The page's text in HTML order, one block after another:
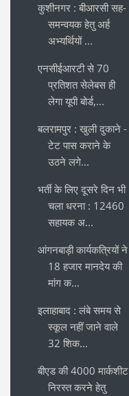
कुशीनगर : बीआरसी सह-
समन्वयक हेतु अर्ह
अभ्यर्थियों ...
एनसीईआरटी से 70
प्रतिशत सेलेबस ही
लेगा यूपी बोर्ड,...
बलरामपुर : खुली दुकाने -
टेट पास कराने के
उठने लगे...
भर्ती के लिए दूसरे दिन भी
चला धरना : 12460
सहायक अ...
आंगनबाड़ी कार्यकत्रियों ने
18 हजार मानदेय की
मांग क...
इलाहाबाद : लंबे समय से
स्कूल नहीं जाने वाले
32 शिक...
बीएड की 4000 मार्कशीट
निरस्त करने हेतु